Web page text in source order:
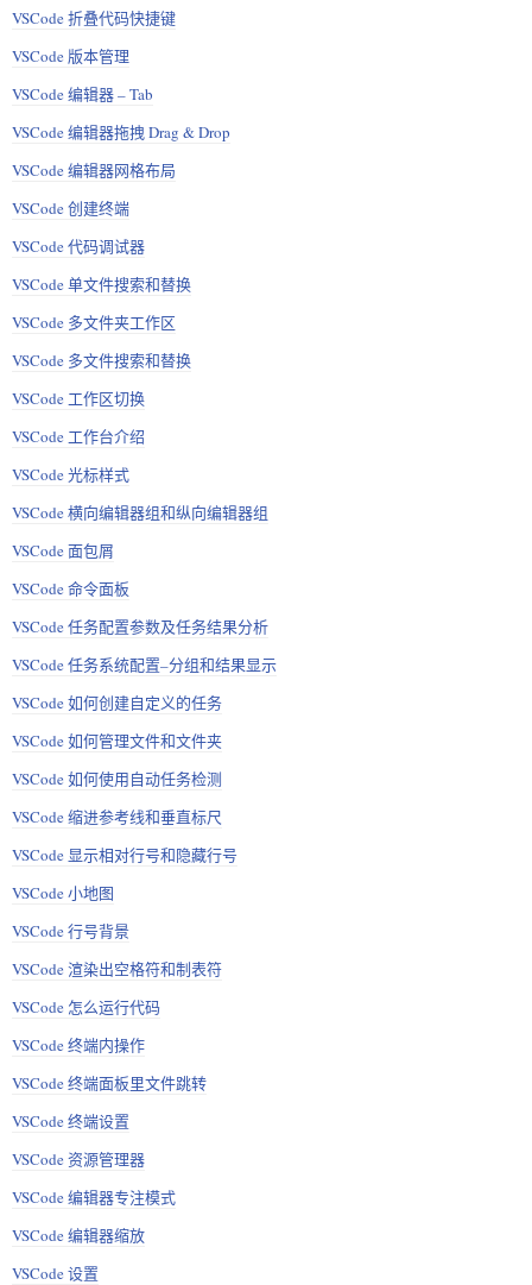
VSCode 折叠代码快捷键
VSCode 版本管理
VSCode 编辑器 – Tab
VSCode 编辑器拖拽 Drag & Drop
VSCode 编辑器网格布局
VSCode 创建终端
VSCode 代码调试器
VSCode 单文件搜索和替换
VSCode 多文件夹工作区
VSCode 多文件搜索和替换
VSCode 工作区切换
VSCode 工作台介绍
VSCode 光标样式
VSCode 横向编辑器组和纵向编辑器组
VSCode 面包屑
VSCode 命令面板
VSCode 任务配置参数及任务结果分析
VSCode 任务系统配置–分组和结果显示
VSCode 如何创建自定义的任务
VSCode 如何管理文件和文件夹
VSCode 如何使用自动任务检测
VSCode 缩进参考线和垂直标尺
VSCode 显示相对行号和隐藏行号
VSCode 小地图
VSCode 行号背景
VSCode 渲染出空格符和制表符
VSCode 怎么运行代码
VSCode 终端内操作
VSCode 终端面板里文件跳转
VSCode 终端设置
VSCode 资源管理器
VSCode 编辑器专注模式
VSCode 编辑器缩放
VSCode 设置